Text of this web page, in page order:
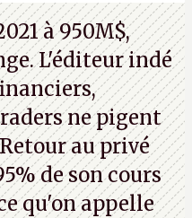
du copyright
Sam continuera
sur vos
à 950M$,
L'éditeur indé
ne pigent
au privé
de son cours
qu'on appelle